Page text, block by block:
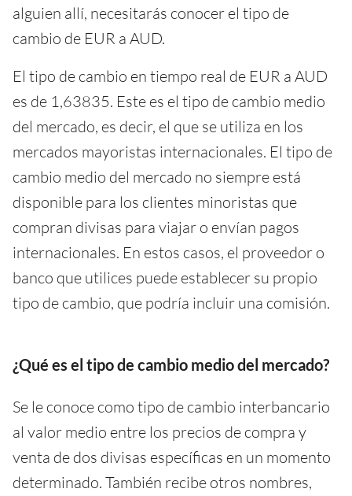
alguien allí, necesitarás conocer el tipo de
cambio de EUR a AUD.
El tipo de cambio en tiempo real de EUR a AUD
es de 1,63835. Este es el tipo de cambio medio
del mercado, es decir, el que se utiliza en los
mercados mayoristas internacionales. El tipo de
cambio medio del mercado no siempre está
disponible para los clientes minoristas que
compran divisas para viajar o envían pagos
internacionales. En estos casos, el proveedor o
banco que utilices puede establecer su propio
tipo de cambio, que podría incluir una comisión.
¿Qué es el tipo de cambio medio del mercado?
Se le conoce como tipo de cambio interbancario
al valor medio entre los precios de compra y
venta de dos divisas específicas en un momento
determinado. También recibe otros nombres,